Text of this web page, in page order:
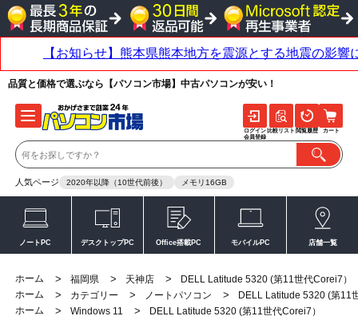
品質と価格で選ぶなら【パソコン市場】中古パソコンが安い！
人気ページ 2020年以降（10世代前後） メモリ16GB
ログイン
会員登録
比較リスト 閲覧履歴 カート
ノートPC デスクトップPC Office搭載PC モバイルPC 店舗一覧
ホーム > 福岡県 > 天神店 >
DELL Latitude 5320 (第11世代Corei7）
ホーム
> カテゴリー > ノートパソコン >
DELL Latitude 5320 (第11
ホーム
> Windows 11 >
DELL Latitude 5320 (第11世代Corei7）